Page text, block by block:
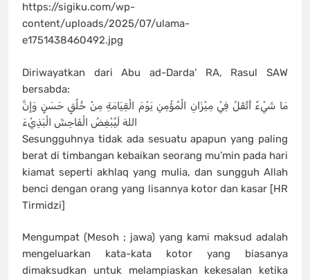
https://sigiku.com/wp-
content/uploads/2025/07/ulama-
e1751438460492.jpg
Diriwayatkan dari Abu ad-Darda’ RA, Rasul SAW
bersabda:
مَا شَيْءٌ أَثْقَلُ فِيْ مِيْزَانِ الْمُؤْمِنِ يَوْمَ الْقِيَامَةِ مِنْ خُلُقٍ حَسَنٍ وَإِنَّ
اللهَ لَيُبْغِضُ الْفَاحِشَ الْبَذِيْءَ
Sesungguhnya tidak ada sesuatu apapun yang paling
berat di timbangan kebaikan seorang mu’min pada hari
kiamat seperti akhlaq yang mulia, dan sungguh Allah
benci dengan orang yang lisannya kotor dan kasar [HR
Tirmidzi]
Mengumpat (Mesoh ; jawa) yang kami maksud adalah
mengeluarkan kata-kata kotor yang biasanya
dimaksudkan untuk melampiaskan kekesalan ketika